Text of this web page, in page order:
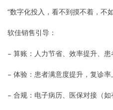
“数字化投入，看不到摸不着，不
软佳销售引导：
– 算账：人力节省、效率提升、
– 体验：患者满意度提升，复诊率
– 合规：电子病历、医保对接（